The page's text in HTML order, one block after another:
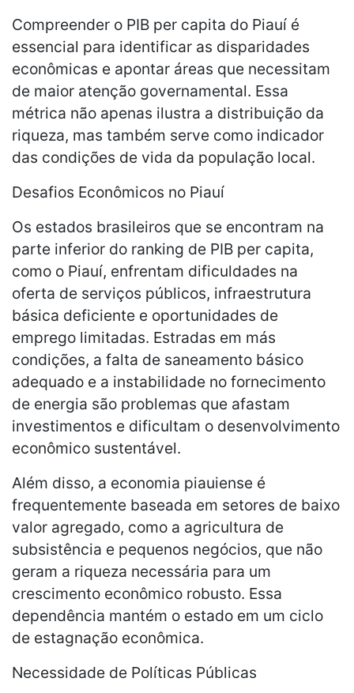
Compreender o PIB per capita do Piauí é
essencial para identificar as disparidades
econômicas e apontar áreas que necessitam
de maior atenção governamental. Essa
métrica não apenas ilustra a distribuição da
riqueza, mas também serve como indicador
das condições de vida da população local.
Desafios Econômicos no Piauí
Os estados brasileiros que se encontram na
parte inferior do ranking de PIB per capita,
como o Piauí, enfrentam dificuldades na
oferta de serviços públicos, infraestrutura
básica deficiente e oportunidades de
emprego limitadas. Estradas em más
condições, a falta de saneamento básico
adequado e a instabilidade no fornecimento
de energia são problemas que afastam
investimentos e dificultam o desenvolvimento
econômico sustentável.
Além disso, a economia piauiense é
frequentemente baseada em setores de baixo
valor agregado, como a agricultura de
subsistência e pequenos negócios, que não
geram a riqueza necessária para um
crescimento econômico robusto. Essa
dependência mantém o estado em um ciclo
de estagnação econômica.
Necessidade de Políticas Públicas